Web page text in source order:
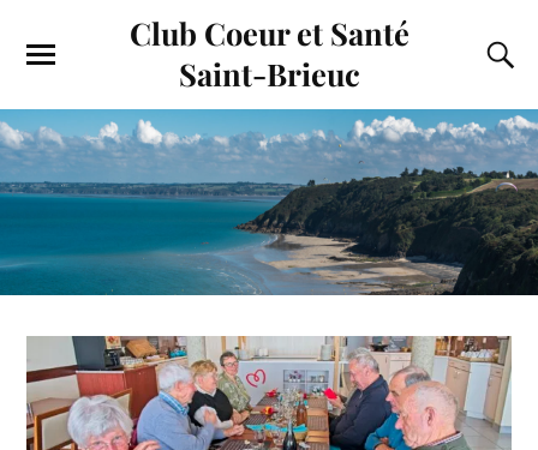
Club Coeur et Santé
Saint-Brieuc